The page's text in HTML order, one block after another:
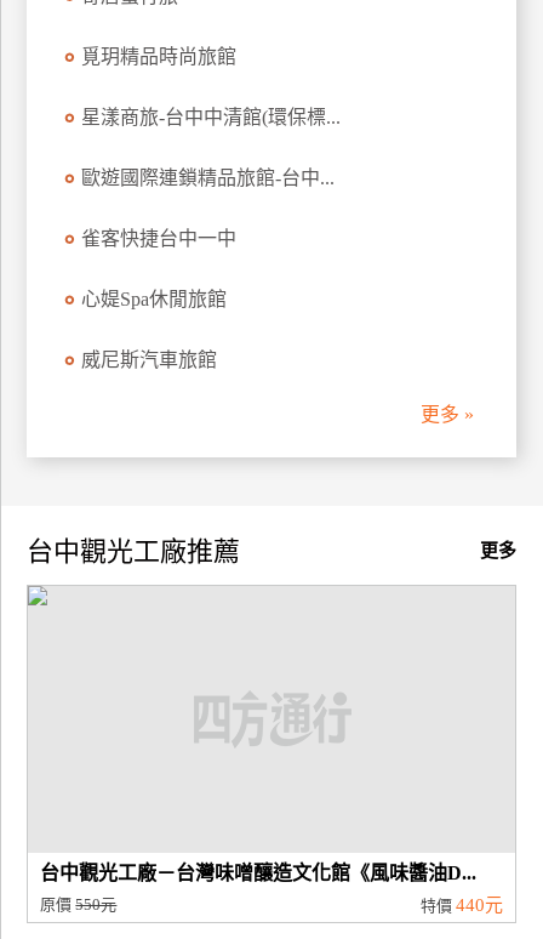
廠
劃
覓玥精品時尚旅館
星漾商旅-台中中清館(環保標...
歐遊國際連鎖精品旅館-台中...
雀客快捷台中一中
心媞Spa休閒旅館
威尼斯汽車旅館
更多 »
更多
台中觀光工廠推薦
台中觀光工廠－台灣味噌釀造文化館《風味醬油D...
原價550元 特價 440元